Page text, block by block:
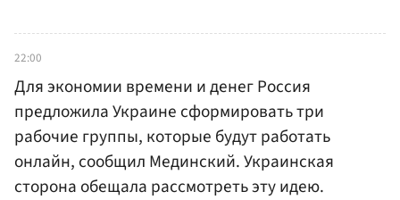
22:00
Для экономии времени и денег Россия
предложила Украине сформировать три
рабочие группы, которые будут работать
онлайн, сообщил Мединский. Украинская
сторона обещала рассмотреть эту идею.